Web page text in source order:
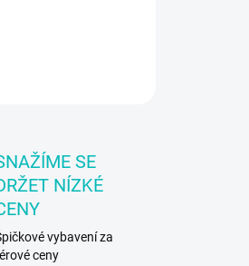
SE
NÍZKÉ
vybavení za
ceny